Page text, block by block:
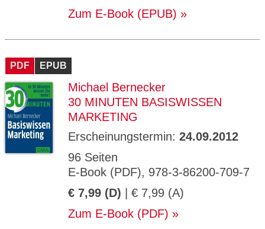
Zum E-Book (EPUB)
PDF EPUB
Michael Bernecker
30 MINUTEN BASISWISSEN
MARKETING
Erscheinungstermin: 24.09.2012
96 Seiten
E-Book (PDF), 978-3-86200-709-7
€ 7,99 (D) | € 7,99 (A)
Zum E-Book (PDF)